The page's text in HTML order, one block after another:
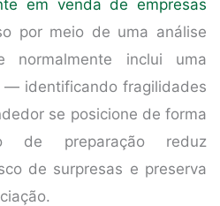
em venda de empresas
por meio de uma análise
inclui uma
— identificando fragilidades
se posicione de forma
de preparação reduz
de surpresas e preserva